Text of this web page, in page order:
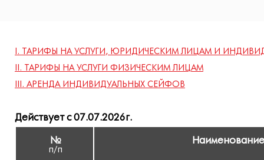
I. ТАРИФЫ НА УСЛУГИ, ЮРИДИЧЕСКИМ ЛИЦАМ И
II. ТАРИФЫ НА УСЛУГИ ФИЗИЧЕСКИМ ЛИЦАМ
III. АРЕНДА ИНДИВИДУАЛЬНЫХ СЕЙФОВ
Действует с 07.07.2026г.
№
п/п
Наименование